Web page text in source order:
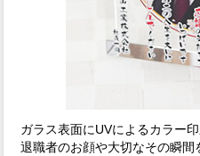
ガラス表面にUVによるカラー印
退職者のお顔や大切なその瞬